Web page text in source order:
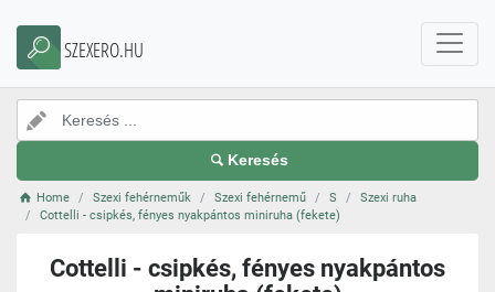
SZEXERO.HU
Keresés
Home Szexi fehérneműk Szexi fehérnemű S
Szexi ruha
Cottelli - csipkés, fényes nyakpántos miniruha (fekete)
Cottelli - csipkés, fényes nyakpántos